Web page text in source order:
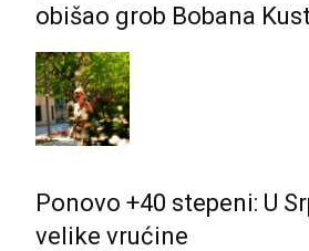
obišao grob Bobana
Ponovo +40 stepeni: U
velike vrućine